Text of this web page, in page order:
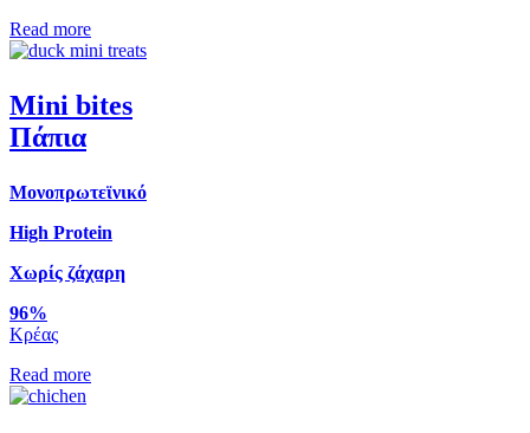
Read more
Mini bites
Πάπια
Μονοπρωτεϊνικό
High Protein
Χωρίς ζάχαρη
96%
Κρέας
Read more